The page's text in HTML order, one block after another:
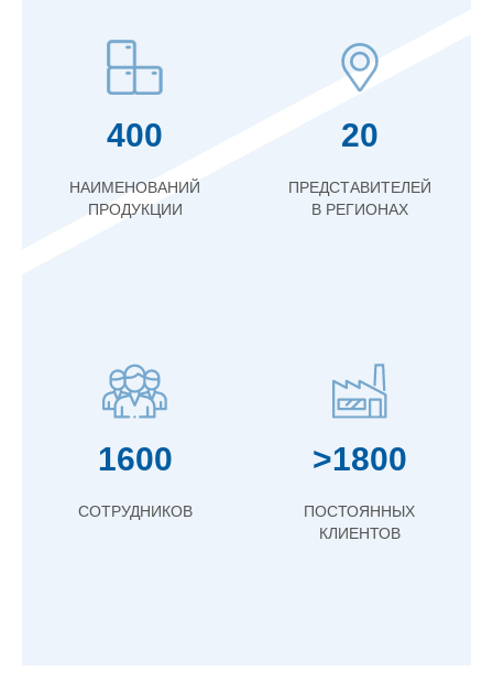
400
НАИМЕНОВАНИЙ
ПРОДУКЦИИ
20
ПРЕДСТАВИТЕЛЕЙ
В РЕГИОНАХ
1600
СОТРУДНИКОВ
>1800
ПОСТОЯННЫХ
КЛИЕНТОВ